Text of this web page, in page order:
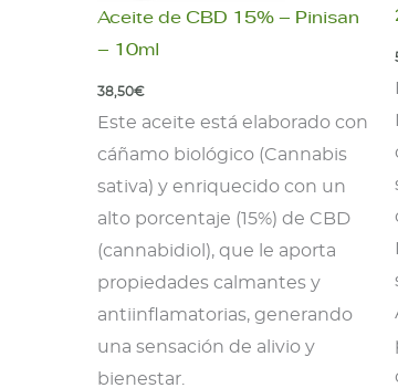
Aceite de CBD 15% – Pinisan
– 10ml
38,50€
Este aceite está elaborado con
cáñamo biológico (Cannabis
sativa) y enriquecido con un
alto porcentaje (15%) de CBD
(cannabidiol), que le aporta
propiedades calmantes y
antiinflamatorias, generando
una sensación de alivio y
bienestar.